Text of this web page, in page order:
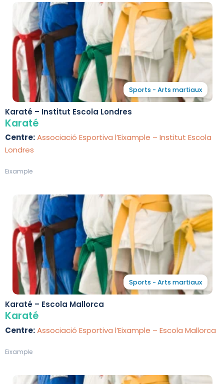
Sports - Arts martiaux
Karaté – Institut Escola Londres
Karaté
Centre:Associació Esportiva l’Eixample – Institut Escola
Londres
Eixample
Sports - Arts martiaux
Karaté – Escola Mallorca
Karaté
Centre:Associació Esportiva l’Eixample – Escola Mallorca
Eixample